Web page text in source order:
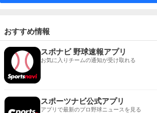
おすすめ情報
スポナビ 野球速報アプリ
お気に入りチームの通知が受け取れる
スポーツナビ公式アプリ
アプリで最新のプロ野球ニュースを見る